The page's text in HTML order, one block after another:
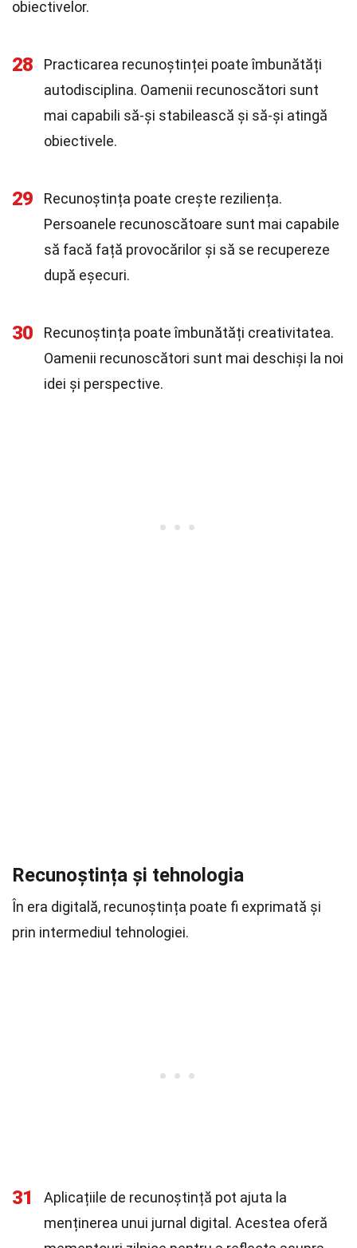
obiectivelor.
28
Practicarea recunoștinței poate îmbunătăți
autodisciplina. Oamenii recunoscători sunt
mai capabili să-și stabilească și să-și atingă
obiectivele.
29
Recunoștința poate crește reziliența.
Persoanele recunoscătoare sunt mai capabile
să facă față provocărilor și să se recupereze
după eșecuri.
30
Recunoștința poate îmbunătăți creativitatea.
Oamenii recunoscători sunt mai deschiși la noi
idei și perspective.
Recunoștința și tehnologia
În era digitală, recunoștința poate fi exprimată și
prin intermediul tehnologiei.
31
Aplicațiile de recunoștință pot ajuta la
menținerea unui jurnal digital. Acestea oferă